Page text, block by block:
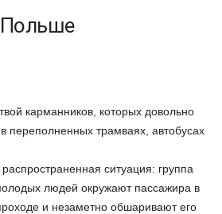
Польше
карманников, которых довольно
переполненных трамваях, автобусах
ситуация: группа
людей окружают пассажира в
и незаметно обшаривают его